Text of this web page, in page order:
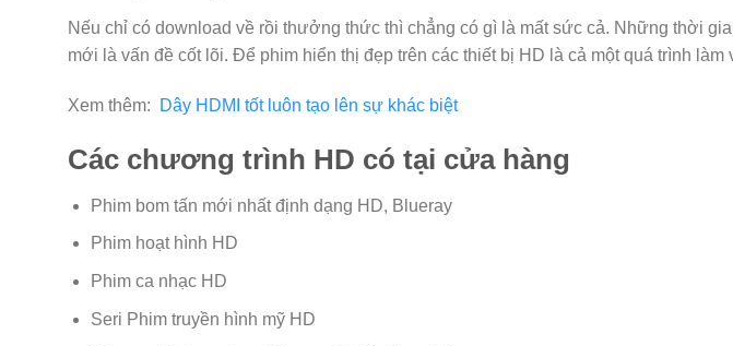
Nếu chỉ có download về rồi thưởng thức thì chẳng có gì là mất sức cả. Những thời
mới là vấn đề cốt lõi. Để phim hiển thị đẹp trên các thiết bị HD là cả một quá trình làm
Xem thêm: Dây HDMI tốt luôn tạo lên sự khác biệt
Các chương trình HD có tại cửa hàng
Phim bom tấn mới nhất định dạng HD, Blueray
Phim hoạt hình HD
Phim ca nhạc HD
Seri Phim truyền hình mỹ HD